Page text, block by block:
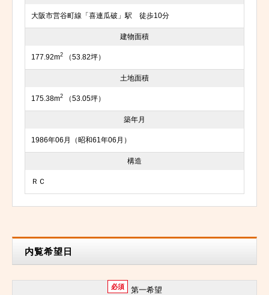
大阪市営谷町線「喜連瓜破」駅 徒歩10分
建物面積
177.92m2 （53.82坪）
土地面積
175.38m2 （53.05坪）
築年月
1986年06月（昭和61年06月）
構造
ＲＣ
内覧希望日
必須 第一希望